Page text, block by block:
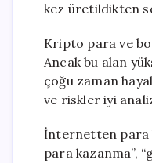
kez üretildikten
Kripto para ve
Ancak bu alan
çoğu zaman
ve riskler iyi
İnternetten para
para kazanma”,